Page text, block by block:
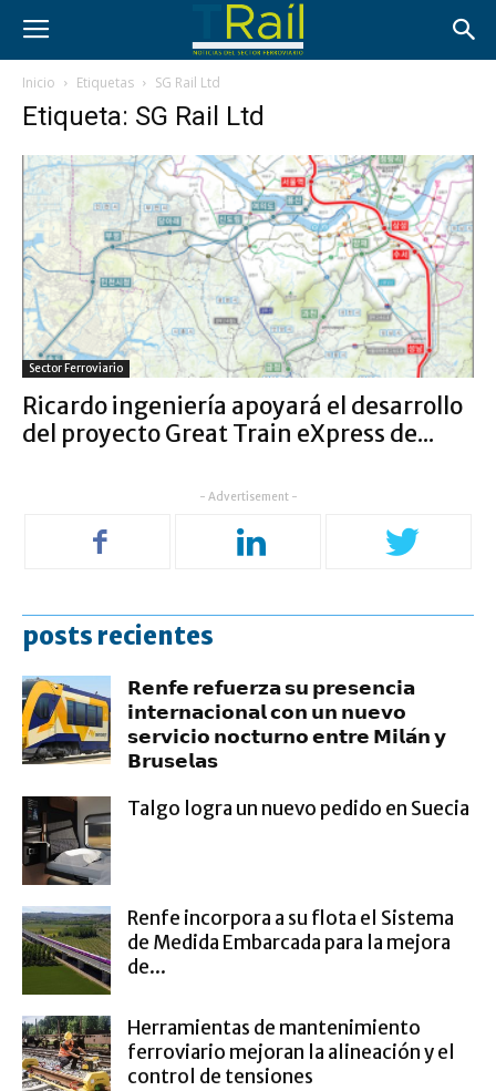
Inicio Etiquetas SG Rail Ltd
Etiqueta: SG Rail Ltd
Sector Ferroviario
Ricardo ingeniería apoyará el desarrollo
del proyecto Great Train eXpress de...
- Advertisement -
posts recientes
𝗥𝗲𝗻𝗳𝗲 𝗿𝗲𝗳𝘂𝗲𝗿𝘇𝗮 𝘀𝘂 𝗽𝗿𝗲𝘀𝗲𝗻𝗰𝗶𝗮
𝗶𝗻𝘁𝗲𝗿𝗻𝗮𝗰𝗶𝗼𝗻𝗮𝗹 𝗰𝗼𝗻 𝘂𝗻 𝗻𝘂𝗲𝘃𝗼
𝘀𝗲𝗿𝘃𝗶𝗰𝗶𝗼 𝗻𝗼𝗰𝘁𝘂𝗿𝗻𝗼 𝗲𝗻𝘁𝗿𝗲 𝗠𝗶𝗹𝗮́𝗻 𝘆
𝗕𝗿𝘂𝘀𝗲𝗹𝗮𝘀
Talgo logra un nuevo pedido en Suecia
Renfe incorpora a su flota el Sistema
de Medida Embarcada para la mejora
de...
Herramientas de mantenimiento
ferroviario mejoran la alineación y el
control de tensiones